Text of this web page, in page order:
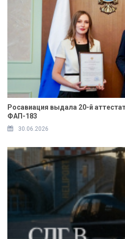
Росавиация выдала 20-й
ФАП-183
30.06.2026